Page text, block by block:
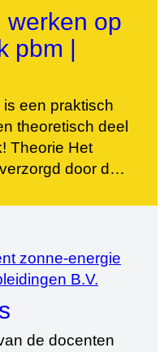
werken op
pbm |
een praktisch
theoretisch deel
Theorie Het
door de
zowel de
komt Veilig
andere […]
de docenten